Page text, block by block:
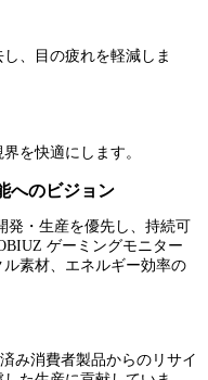
、目の疲れを軽減しま
を快適にします。
へのビジョン
発・生産を優先し、持続可
ゲーミングモニター
素材、エネルギー効率の
み消費者製品からのリサイ